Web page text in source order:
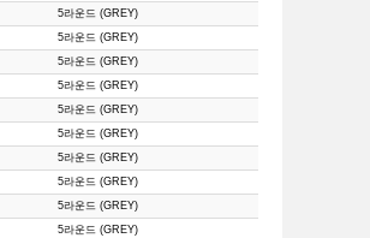
5라운드 (GREY)
5라운드 (GREY)
5라운드 (GREY)
5라운드 (GREY)
5라운드 (GREY)
5라운드 (GREY)
5라운드 (GREY)
5라운드 (GREY)
5라운드 (GREY)
5라운드 (GREY)